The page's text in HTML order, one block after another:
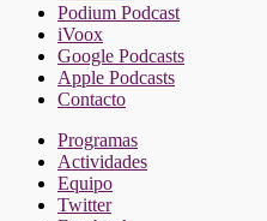
Podium Podcast
iVoox
Google Podcasts
Apple Podcasts
Contacto
Programas
Actividades
Equipo
Twitter